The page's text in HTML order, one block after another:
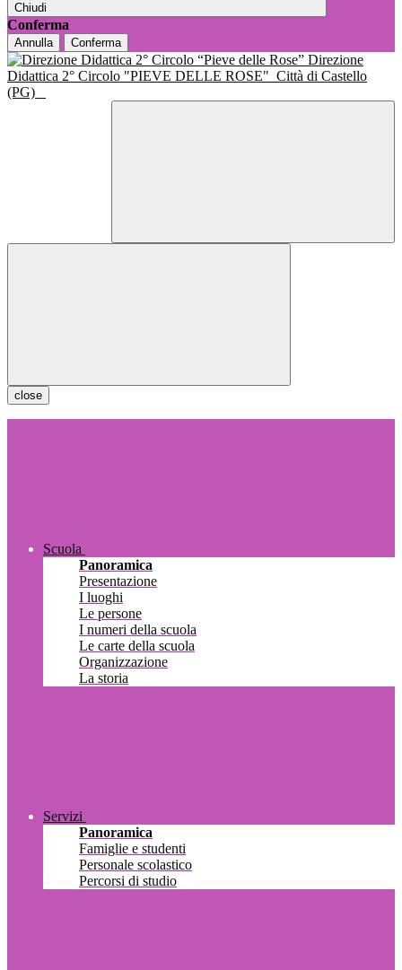
Chiudi
Conferma
Annulla Conferma
Direzione
Didattica 2° Circolo "PIEVE DELLE ROSE" Città di Castello
(PG)
close
Scuola
Panoramica
Presentazione
I luoghi
Le persone
I numeri della scuola
Le carte della scuola
Organizzazione
La storia
Servizi
Panoramica
Famiglie e studenti
Personale scolastico
Percorsi di studio